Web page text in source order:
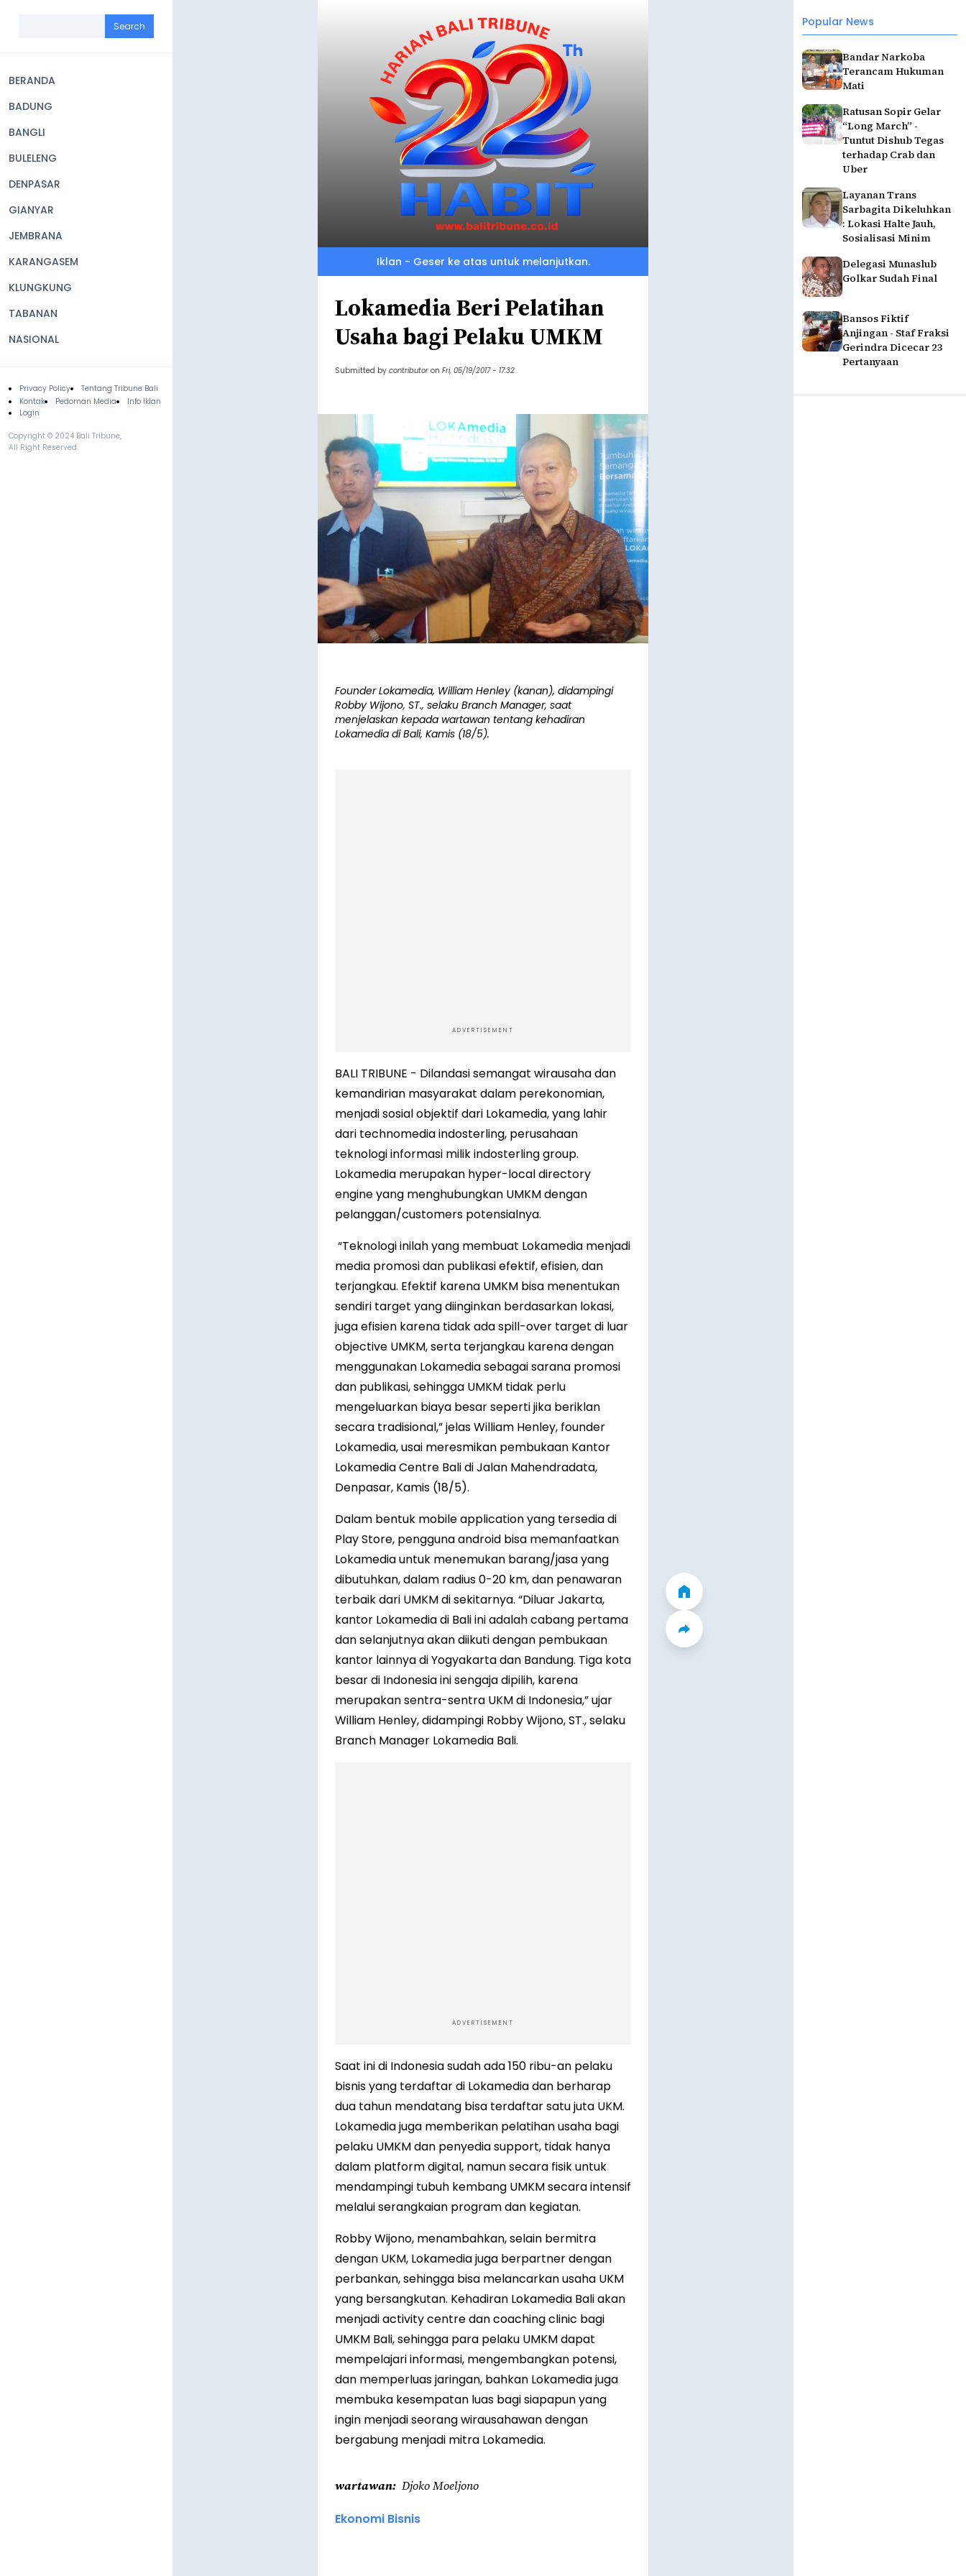
navigation
BERANDA
BADUNG
BANGLI
BULELENG
DENPASAR
GIANYAR
JEMBRANA
KARANGASEM
KLUNGKUNG
TABANAN
NASIONAL
Footer
Privacy Policy
Tentang Tribune Bali
Kontak
Pedoman Media
Info Iklan
Login
Copyright © 2024 Bali Tribune,
All Right Reserved.
Popular News
Bandar Narkoba
Terancam Hukuman
Mati
Ratusan Sopir Gelar
“Long March” -
Tuntut Dishub Tegas
terhadap Crab dan
Uber
Layanan Trans
Sarbagita Dikeluhkan
: Lokasi Halte Jauh,
Sosialisasi Minim
Delegasi Munaslub
Golkar Sudah Final
Bansos Fiktif
Anjingan - Staf Fraksi
Gerindra Dicecar 23
Pertanyaan
Iklan - Geser ke atas untuk melanjutkan.
Lokamedia Beri Pelatihan
Usaha bagi Pelaku UMKM
Submitted by contributor on Fri, 05/19/2017 - 17:32
Founder Lokamedia, William Henley (kanan), didampingi
Robby Wijono, ST., selaku Branch Manager, saat
menjelaskan kepada wartawan tentang kehadiran
Lokamedia di Bali, Kamis (18/5).
ADVERTISEMENT
BALI TRIBUNE - Dilandasi semangat wirausaha dan
kemandirian masyarakat dalam perekonomian,
menjadi sosial objektif dari Lokamedia, yang lahir
dari technomedia indosterling, perusahaan
teknologi informasi milik indosterling group.
Lokamedia merupakan hyper-local directory
engine yang menghubungkan UMKM dengan
pelanggan/customers potensialnya.
“Teknologi inilah yang membuat Lokamedia menjadi
media promosi dan publikasi efektif, efisien, dan
terjangkau. Efektif karena UMKM bisa menentukan
sendiri target yang diinginkan berdasarkan lokasi,
juga efisien karena tidak ada spill-over target di luar
objective UMKM, serta terjangkau karena dengan
menggunakan Lokamedia sebagai sarana promosi
dan publikasi, sehingga UMKM tidak perlu
mengeluarkan biaya besar seperti jika beriklan
secara tradisional,” jelas William Henley, founder
Lokamedia, usai meresmikan pembukaan Kantor
Lokamedia Centre Bali di Jalan Mahendradata,
Denpasar, Kamis (18/5).
Dalam bentuk mobile application yang tersedia di
Play Store, pengguna android bisa memanfaatkan
Lokamedia untuk menemukan barang/jasa yang
dibutuhkan, dalam radius 0-20 km, dan penawaran
terbaik dari UMKM di sekitarnya. “Diluar Jakarta,
kantor Lokamedia di Bali ini adalah cabang pertama
dan selanjutnya akan diikuti dengan pembukaan
kantor lainnya di Yogyakarta dan Bandung. Tiga kota
besar di Indonesia ini sengaja dipilih, karena
merupakan sentra-sentra UKM di Indonesia,” ujar
William Henley, didampingi Robby Wijono, ST., selaku
Branch Manager Lokamedia Bali.
ADVERTISEMENT
Saat ini di Indonesia sudah ada 150 ribu-an pelaku
bisnis yang terdaftar di Lokamedia dan berharap
dua tahun mendatang bisa terdaftar satu juta UKM.
Lokamedia juga memberikan pelatihan usaha bagi
pelaku UMKM dan penyedia support, tidak hanya
dalam platform digital, namun secara fisik untuk
mendampingi tubuh kembang UMKM secara intensif
melalui serangkaian program dan kegiatan.
Robby Wijono, menambahkan, selain bermitra
dengan UKM, Lokamedia juga berpartner dengan
perbankan, sehingga bisa melancarkan usaha UKM
yang bersangkutan. Kehadiran Lokamedia Bali akan
menjadi activity centre dan coaching clinic bagi
UMKM Bali, sehingga para pelaku UMKM dapat
mempelajari informasi, mengembangkan potensi,
dan memperluas jaringan, bahkan Lokamedia juga
membuka kesempatan luas bagi siapapun yang
ingin menjadi seorang wirausahawan dengan
bergabung menjadi mitra Lokamedia.
wartawan Djoko Moeljono
Ekonomi Bisnis